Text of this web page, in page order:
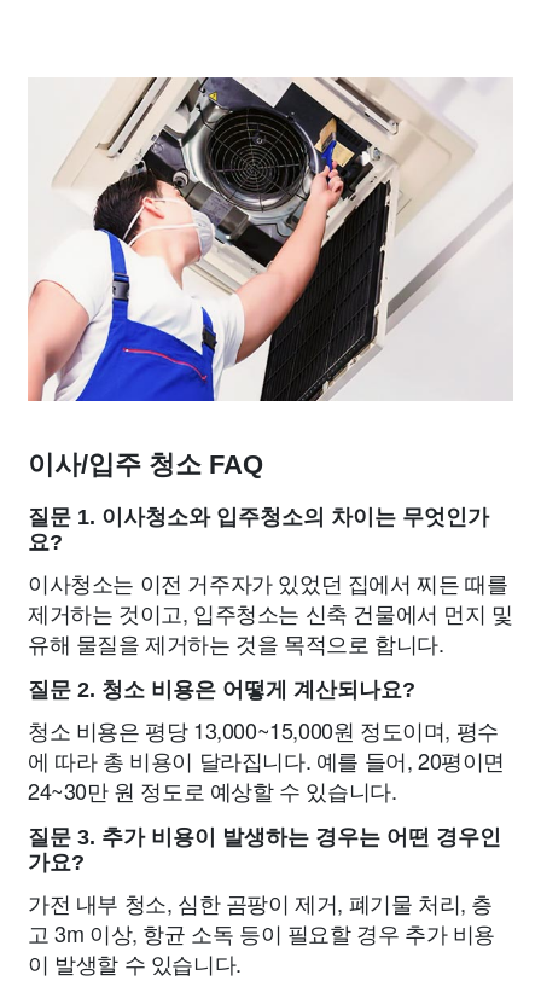
이사/입주 청소 FAQ
질문 1. 이사청소와 입주청소의 차이는 무엇인가
요?
이사청소는 이전 거주자가 있었던 집에서 찌든 때를
제거하는 것이고, 입주청소는 신축 건물에서 먼지 및
유해 물질을 제거하는 것을 목적으로 합니다.
질문 2. 청소 비용은 어떻게 계산되나요?
청소 비용은 평당 13,000~15,000원 정도이며, 평수
에 따라 총 비용이 달라집니다. 예를 들어, 20평이면
24~30만 원 정도로 예상할 수 있습니다.
질문 3. 추가 비용이 발생하는 경우는 어떤 경우인
가요?
가전 내부 청소, 심한 곰팡이 제거, 폐기물 처리, 층
고 3m 이상, 항균 소독 등이 필요할 경우 추가 비용
이 발생할 수 있습니다.